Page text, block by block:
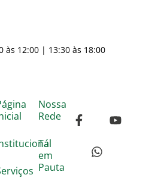
às 12:00 | 13:30 às 18:00
Nossa
Rede
Tá
em
Pauta